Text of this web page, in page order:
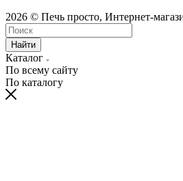
2026 © Печь просто, Интернет-
Найти
Каталог
По всему сайту
По каталогу